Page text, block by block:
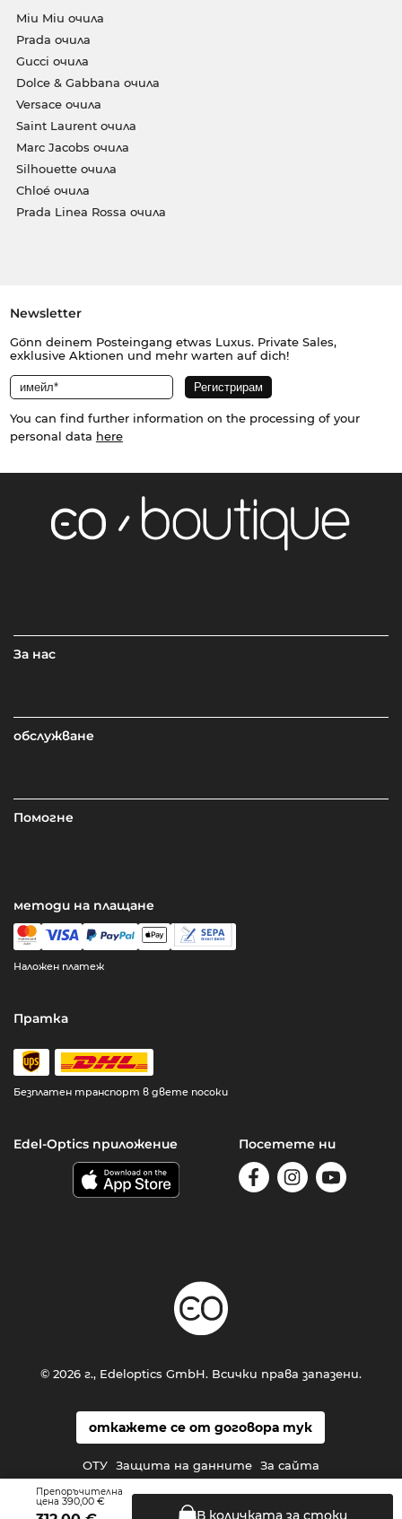
Препоръчителна
цена 390,00 €
В количката застоки
Miu Miu очила
Prada очила
Gucci очила
Dolce & Gabbana очила
Versace очила
Saint Laurent очила
Marc Jacobs очила
Silhouette очила
Chloé очила
Prada Linea Rossa очила
Newsletter
Gönn deinem Posteingang etwas Luxus. Private Sales,
exklusive Aktionen und mehr warten auf dich!
You can find further information on the processing of your
personal data here
За нас
обслужване
Помогне
методи на плащане
Наложен платеж
Пратка
Безплатен транспорт в двете посоки
Edel-Optics приложение Посетете ни
откажете се от договора тук
ОТУ Защита на данните За сайта
© 2026 г., Edeloptics GmbH. Всички права запазени.